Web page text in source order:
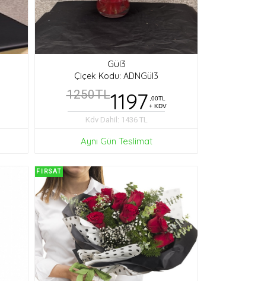
Gül3
Çiçek Kodu: ADNGül3
1250TL1197 ,00TL
+ KDV
Kdv Dahil: 1436 TL
Aynı Gün Teslimat
FIRSAT